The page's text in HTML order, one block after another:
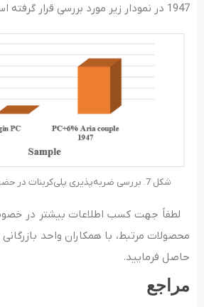
1947 در نمودار زیر مورد بررسی قرار گرفته است.
شکل 7. بررسی ضربه‌پذیری پلی‌کربنات در حضور Aria Couple 1947
لطفاً جهت کسب اطلاعات بیشتر در
محصولات مرتبط، با همکاران واحد بازرگانی
حاصل فرمایید.
مراجع